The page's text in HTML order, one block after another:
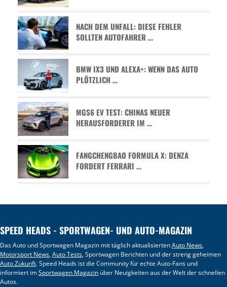
NACH DEM UNFALL: DIESE FEHLER
SOLLTEN AUTOFAHRER …
BMW IX3 UND ALEXA+: WENN DAS AUTO
PLÖTZLICH …
MGS6 EV TEST: CHINAS NEUER
HERAUSFORDERER IM …
FANGCHENGBAO FORMULA X: DENZA
FORDERT FERRARI …
SPEED HEADS - SPORTWAGEN- UND AUTO-MAGAZIN
Das Auto und Sportwagen Magazin mit täglich aktualisiertenAuto News,
Motorsport News,Auto Tests, Sportwagen Berichten und der streng geheimen
Auto Zukunft. Speed Heads ist die Community für echte Auto-Fans und
informiert imSportwagen Magazin über Neuigkeiten aus der Welt der schnellen
Autos.